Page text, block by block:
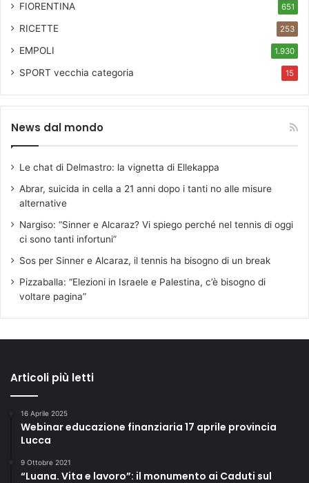
FIORENTINA 651
RICETTE 253
EMPOLI 1.930
SPORT vecchia categoria 15
News dal mondo
Le chat di Delmastro: la vignetta di Ellekappa
Abrar, suicida in cella a 21 anni dopo i tanti no alle misure
alternative
Nargiso: “Sinner e Alcaraz? Vi spiego perché nel tennis di oggi
ci sono tanti infortuni”
Sos per Sinner e Alcaraz, il tennis ha bisogno di un break
Pizzaballa: “Elezioni in Israele e Palestina, c’è bisogno di
voltare pagina”
Articoli più letti
16 Aprile 2025
Webinar educazione finanziaria 17 aprile provincia
Lucca
9 Ottobre 2021
“Luana. Vita e lavoro”: il monumento ai Caduti sul